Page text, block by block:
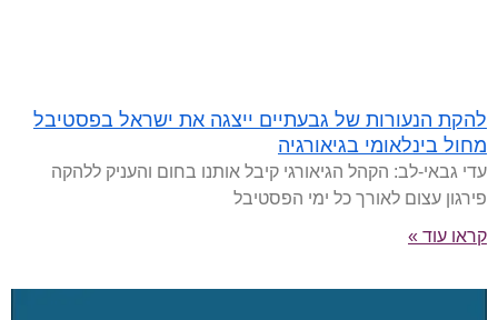
להקת הנעורות של גבעתיים ייצגה את ישראל בפסטיבל
מחול בינלאומי בגיאורגיה
עדי גבאי-לב: הקהל הגיאורגי קיבל אותנו בחום והעניק ללהקה
פירגון עצום לאורך כל ימי הפסטיבל
קראו עוד »